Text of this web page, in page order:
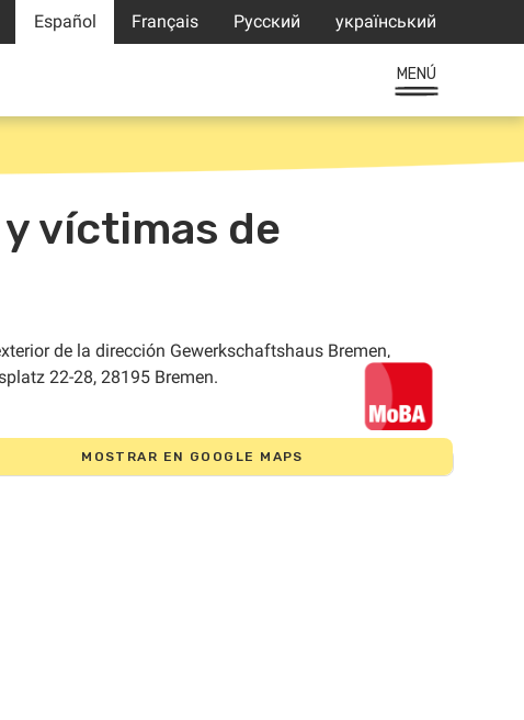
Español Français Русский український
MENÚ
víctimas de
MOSTRAR EN GOOGLE MAPS